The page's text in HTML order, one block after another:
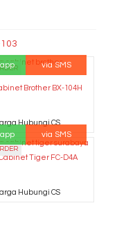
via SMS
Brother BX-104H
Hubungi CS
via SMS
Tiger FC-D4A
Hubungi CS